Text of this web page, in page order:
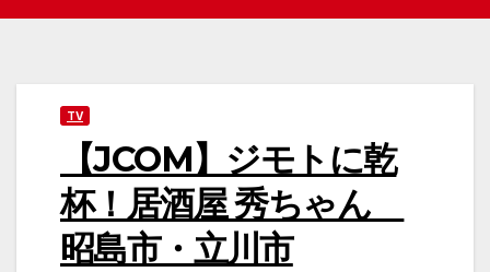
TV
【JCOM】ジモトに乾
杯！居酒屋 秀ちゃん
昭島市・立川市